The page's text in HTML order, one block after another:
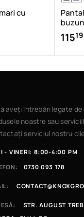
cu
11519
aveți întrebări legate
noastre sau
serviciul nostru
- VINERI: 8:00-4:00 PM
0730 093 178
STR. AUGUST